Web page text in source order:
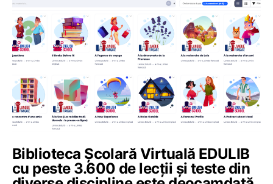
Biblioteca Școlară Virtuală EDULIB
cu peste 3.600 de lecții și teste din